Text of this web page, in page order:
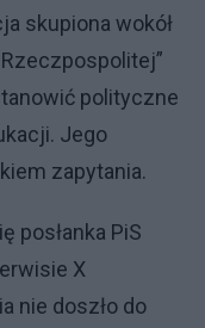
skupiona wokół
polityczne
Jego
zapytania.
posłanka PiS
X
nie doszło do